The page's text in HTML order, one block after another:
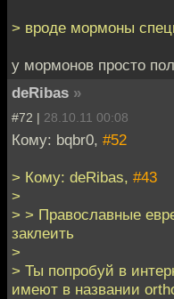
> вроде мормоны
у мормонов просто
deRibas »
#72 | 28.10.11 00:08
Кому: bqbr0, #52
> Кому: deRibas, #43
>
> > Православные
заклеить
>
> Ты попробуй в
имеют в названии